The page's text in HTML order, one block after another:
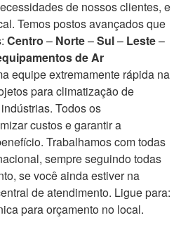
de nossos clientes, e
Temos postos avançados que
Centro – Norte–Sul– Leste–
de Ar
equipe extremamente rápida na
para climatização de
Todos os
custos e garantir a
Trabalhamos com todas
sempre seguindo todas
se você ainda estiver na
de atendimento. Ligue para:
para orçamento no local.